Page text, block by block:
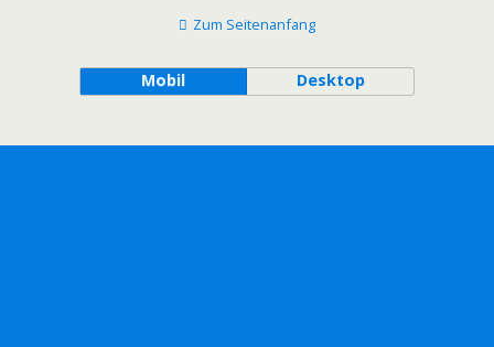
Zum Seitenanfang
Mobil Desktop